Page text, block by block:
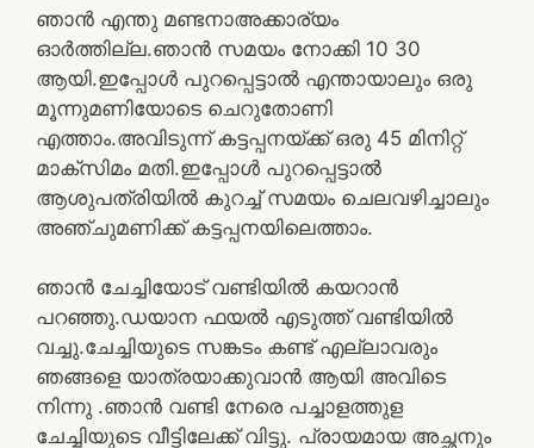
ഞാൻ എന്തു മണ്ടനാഅക്കാര്യം
ഓർത്തില്ല.ഞാൻ സമയം നോക്കി 10 30
ആയി.ഇപ്പോൾ പുറപ്പെട്ടാൽ എന്തായാലും ഒരു
മൂന്നുമണിയോടെ ചെറുതോണി
എത്താം.അവിടുന്ന് കട്ടപ്പനയ്ക്ക് ഒരു 45 മിനിറ്റ്
മാക്സിമം മതി.ഇപ്പോൾ പുറപ്പെട്ടാൽ
ആശുപത്രിയിൽ കുറച്ച് സമയം ചെലവഴിച്ചാലും
അഞ്ചുമണിക്ക് കട്ടപ്പനയിലെത്താം.
ഞാൻ ചേച്ചിയോട് വണ്ടിയിൽ കയറാൻ
പറഞ്ഞു.ഡയാന ഫയൽ എടുത്ത് വണ്ടിയിൽ
വച്ചു.ചേച്ചിയുടെ സങ്കടം കണ്ട് എല്ലാവരും
ഞങ്ങളെ യാത്രയാക്കുവാൻ ആയി അവിടെ
നിന്നു .ഞാൻ വണ്ടി നേരെ പച്ചാളത്തുള
ചേച്ചിയുടെ വീട്ടിലേക്ക് വിട്ടു. പ്രായമായ അച്ഛനും